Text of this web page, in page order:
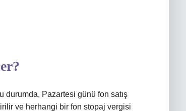
durumda, Pazartesi günü fon satış
ve herhangi bir fon stopaj vergisi